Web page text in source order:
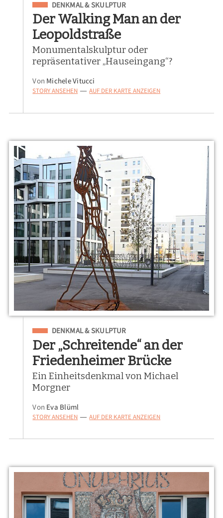
Eingeordnet unter
DENKMAL & SKULPTUR
Der Walking Man an der
Leopoldstraße
Monumentalskulptur oder
repräsentativer „Hauseingang“?
Von Michele Vitucci
STORY ANSEHEN — AUF DER KARTE ANZEIGEN
Eingeordnet unter
DENKMAL & SKULPTUR
Der „Schreitende“ an der
Friedenheimer Brücke
Ein Einheitsdenkmal von Michael
Morgner
Von Eva Blüml
STORY ANSEHEN — AUF DER KARTE ANZEIGEN